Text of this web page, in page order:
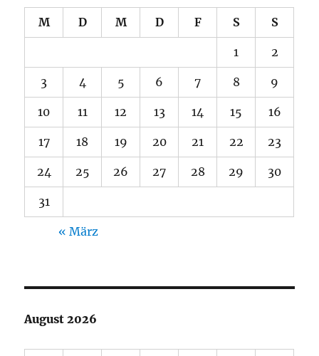
M D M D F S S
1 2
3 4 5 6 7 8 9
10 11 12 13 14 15 16
17 18 19 20 21 22 23
24 25 26 27 28 29 30
31
« März
August 2026